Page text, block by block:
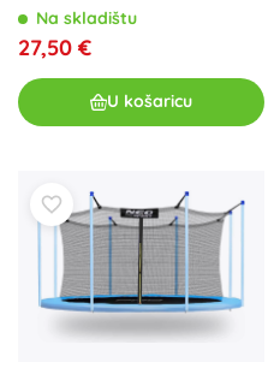
Na skladištu
27,50 €
U košaricu